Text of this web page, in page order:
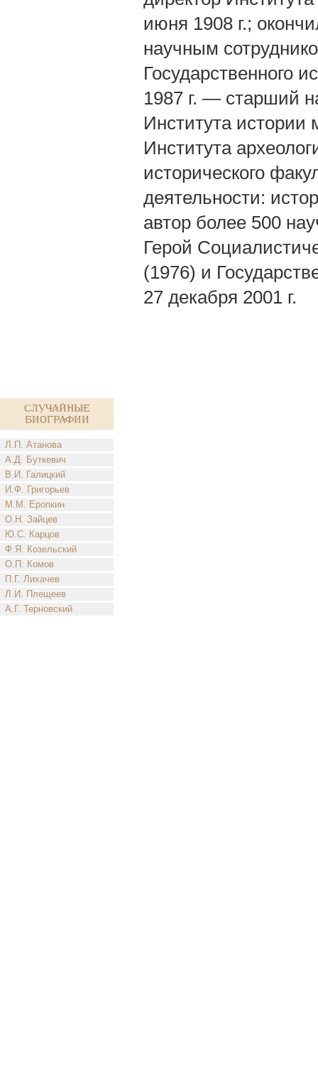
Случайные
биографии
Л.П. Атанова
А.Д. Буткевич
В.И. Галицкий
И.Ф. Григорьев
М.М. Еропкин
О.Н. Зайцев
Ю.С. Карцов
Ф.Я. Козельский
О.П. Комов
П.Г. Лихачев
Л.И. Плещеев
А.Г. Терновский
июня 1908 г.;
научным
Государственного
1987 г. — старший
Института истории
Института
исторического
деятельности:
автор более 500
Герой
(1976) и
27 декабря 2001 г.